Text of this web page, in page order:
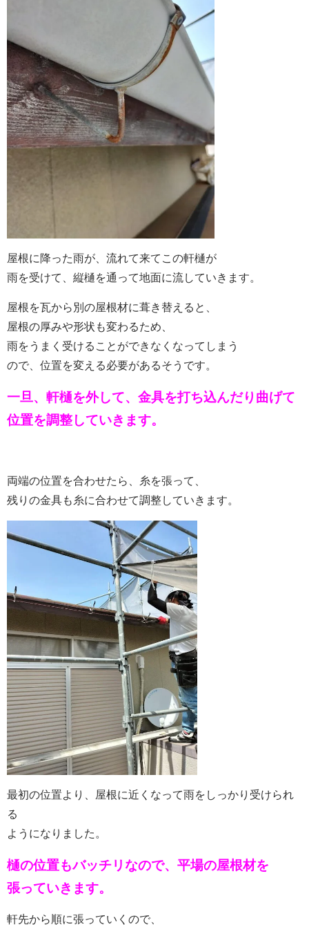
屋根に降った雨が、流れて来てこの軒樋が
雨を受けて、縦樋を通って地面に流していきます。
屋根を瓦から別の屋根材に葺き替えると、
屋根の厚みや形状も変わるため、
雨をうまく受けることができなくなってしまう
ので、位置を変える必要があるそうです。
一旦、軒樋を外して、金具を打ち込んだり曲げて
位置を調整していきます。
両端の位置を合わせたら、糸を張って、
残りの金具も糸に合わせて調整していきます。
最初の位置より、屋根に近くなって雨をしっかり受けられ
る
ようになりました。
樋の位置もバッチリなので、平場の屋根材を
張っていきます。
軒先から順に張っていくので、